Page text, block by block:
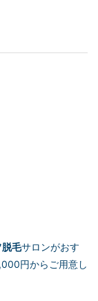
毛サロンがおす
円からご用意し